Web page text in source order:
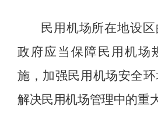
民用机场所在地设
政府应当保障民用机场
施，加强民用机场安全环
解决民用机场管理中的重